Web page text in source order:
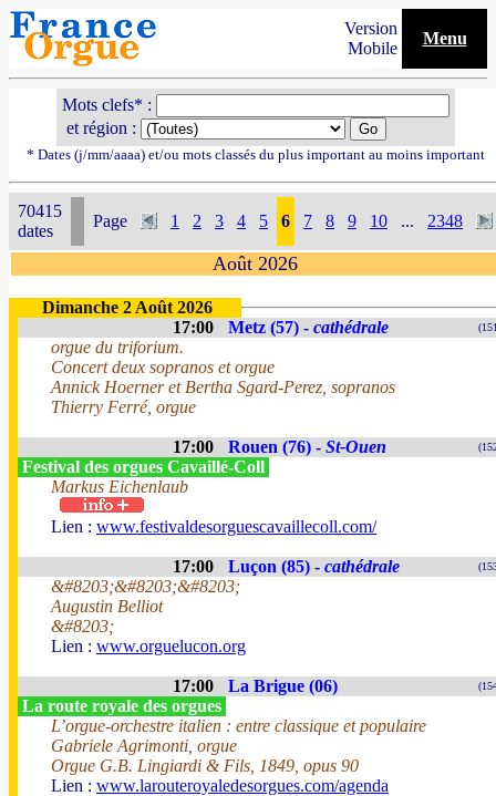
Version
Mobile
Menu
Mots clefs* :
et région :
* Dates (j/mm/aaaa) et/ou mots classés du plus important au moins important
70415
dates
Page 1 2 3 4 5 6 7 8 9 10 ... 2348
Août 2026
Dimanche 2 Août 2026
17:00
Metz (57) - cathédrale
orgue du triforium.
Concert deux sopranos et orgue
Annick Hoerner et Bertha Sgard-Perez, sopranos
Thierry Ferré, orgue
17:00 Rouen (76) - St-Ouen
Festival des orgues Cavaillé-Coll
Markus Eichenlaub
Lien : www.festivaldesorguescavaillecoll.com/
17:00 Luçon (85) - cathédrale
&#8203;&#8203;&#8203;
Augustin Belliot
&#8203;
Lien : www.orguelucon.org
17:00 La Brigue (06)
La route royale des orgues
L’orgue-orchestre italien : entre classique et populaire
Gabriele Agrimonti, orgue
Orgue G.B. Lingiardi & Fils, 1849, opus 90
Lien : www.larouteroyaledesorgues.com/agenda